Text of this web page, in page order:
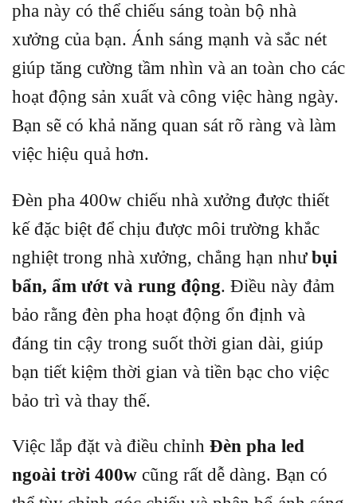
pha này có thể chiếu sáng toàn bộ nhà
xưởng của bạn. Ánh sáng mạnh và sắc nét
giúp tăng cường tầm nhìn và an toàn cho các
hoạt động sản xuất và công việc hàng ngày.
Bạn sẽ có khả năng quan sát rõ ràng và làm
việc hiệu quả hơn.
Đèn pha 400w chiếu nhà xưởng được thiết
kế đặc biệt để chịu được môi trường khắc
nghiệt trong nhà xưởng, chẳng hạn như bụi
bẩn, ẩm ướt và rung động. Điều này đảm
bảo rằng đèn pha hoạt động ổn định và
đáng tin cậy trong suốt thời gian dài, giúp
bạn tiết kiệm thời gian và tiền bạc cho việc
bảo trì và thay thế.
Việc lắp đặt và điều chỉnh Đèn pha led
ngoài trời 400w cũng rất dễ dàng. Bạn có